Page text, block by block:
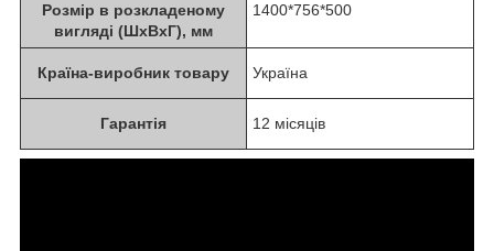
Розмір в розкладеному
вигляді (ШxВxГ), мм
1400*756*500
Країна-виробник товару Україна
Гарантія 12 місяців